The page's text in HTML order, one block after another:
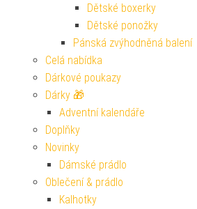
Dětské boxerky
Dětské ponožky
Pánská zvýhodněná balení
Celá nabídka
Dárkové poukazy
Dárky 🎁
Adventní kalendáře
Doplňky
Novinky
Dámské prádlo
Oblečení & prádlo
Kalhotky